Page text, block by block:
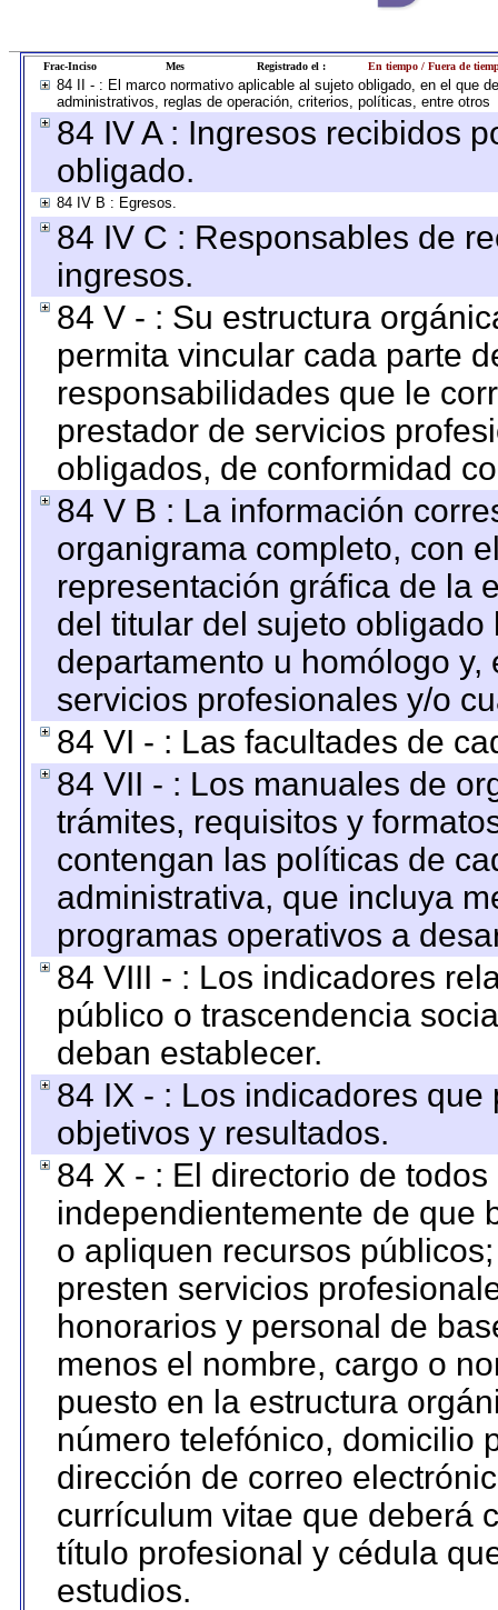
Frac-Inciso Mes Registrado el : En tiempo / Fuera de
84 II - : El marco normativo aplicable al sujeto obligado, en el que
administrativos, reglas de operación, criterios, políticas, entre otros
84 IV A : Ingresos recibidos
obligado.
84 IV B : Egresos.
84 IV C : Responsables de
ingresos.
84 V - : Su estructura
permita vincular cada parte
responsabilidades que le
prestador de servicios
obligados, de conformidad
84 V B : La información
organigrama completo, con
representación gráfica de la
del titular del sujeto
departamento u homólogo
servicios profesionales y/o
84 VI - : Las facultades de
84 VII - : Los manuales de
trámites, requisitos y
contengan las políticas de
administrativa, que incluya
programas operativos a
84 VIII - : Los indicadores
público o trascendencia
deban establecer.
84 IX - : Los indicadores
objetivos y resultados.
84 X - : El directorio de
independientemente de que
o apliquen recursos
presten servicios
honorarios y personal de
menos el nombre, cargo o
puesto en la estructura
número telefónico, domicilio
dirección de correo
currículum vitae que deberá
título profesional y cédula
estudios.